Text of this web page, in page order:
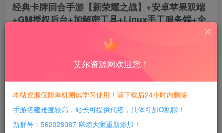
请勿相信任何评论区广告！以免上当受骗！
本网站的文章部分内容可能来源于网络，仅供大家学习与参考，如有侵权，请联系站长QQ466107887进行删除处理。
经典卡牌回合手游【新荣耀之战】+安卓苹果双端
+GM授权后台+加解密工具+Linux手工服务端+全
每日活跃最高可获得600积分！所有资源可以使用
积分免费兑换！
游戏介绍：
艾尔资源网欢迎您！
本站资源仅限单机测试学习使用！请下载后24小时内删除
手游搭建难度较高，站长可提供代搭，具体可加Q私聊！
新群号：562028087 麻烦大家重新添加！